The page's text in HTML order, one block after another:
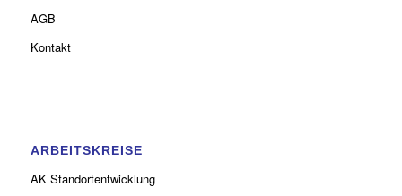
AGB
Kontakt
ARBEITSKREISE
AK Standortentwicklung